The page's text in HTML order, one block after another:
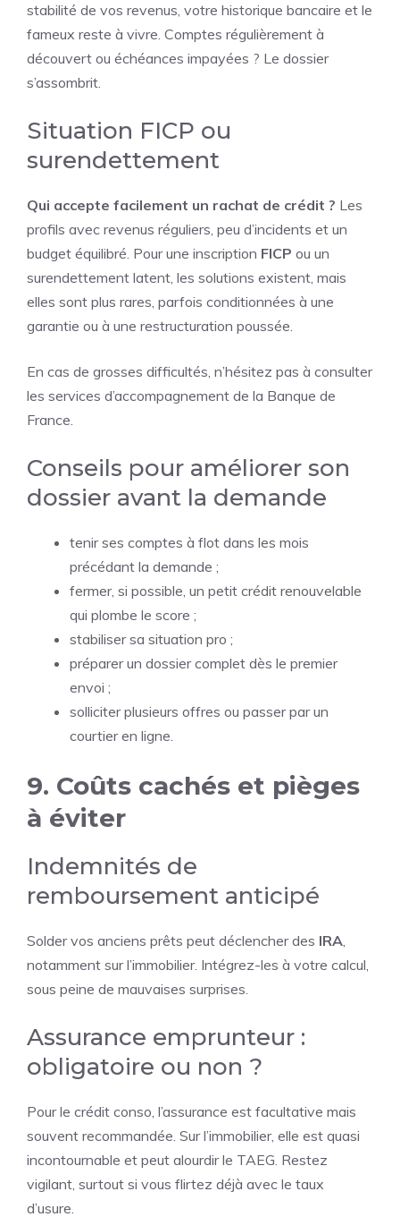
stabilité de vos revenus, votre historique bancaire et le
fameux reste à vivre. Comptes régulièrement à
découvert ou échéances impayées ? Le dossier
s’assombrit.
Situation FICP ou
surendettement
Qui accepte facilement un rachat de crédit ? Les
profils avec revenus réguliers, peu d’incidents et un
budget équilibré. Pour une inscription FICP ou un
surendettement latent, les solutions existent, mais
elles sont plus rares, parfois conditionnées à une
garantie ou à une restructuration poussée.
En cas de grosses difficultés, n’hésitez pas à consulter
les services d’accompagnement de la Banque de
France.
Conseils pour améliorer son
dossier avant la demande
tenir ses comptes à flot dans les mois
précédant la demande ;
fermer, si possible, un petit crédit renouvelable
qui plombe le score ;
stabiliser sa situation pro ;
préparer un dossier complet dès le premier
envoi ;
solliciter plusieurs offres ou passer par un
courtier en ligne.
9. Coûts cachés et pièges
à éviter
Indemnités de
remboursement anticipé
Solder vos anciens prêts peut déclencher des IRA,
notamment sur l’immobilier. Intégrez-les à votre calcul,
sous peine de mauvaises surprises.
Assurance emprunteur :
obligatoire ou non ?
Pour le crédit conso, l’assurance est facultative mais
souvent recommandée. Sur l’immobilier, elle est quasi
incontournable et peut alourdir le TAEG. Restez
vigilant, surtout si vous flirtez déjà avec le taux
d’usure.